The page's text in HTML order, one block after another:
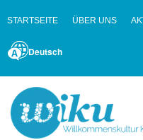
STARTSEITE ÜBER UNS
Deutsch